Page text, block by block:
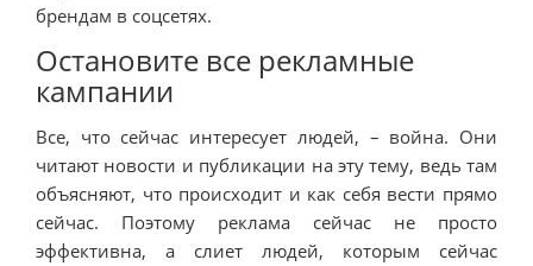
брендам в соцсетях.
Остановите все рекламные
кампании
Все, что сейчас интересует людей, – война. Они
читают новости и публикации на эту тему, ведь там
объясняют, что происходит и как себя вести прямо
сейчас. Поэтому реклама сейчас не просто
эффективна, а слиет людей, которым сейчас